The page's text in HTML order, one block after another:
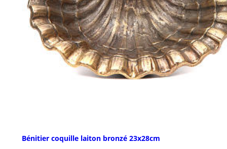
Bénitier coquille laiton bronzé 23x28cm